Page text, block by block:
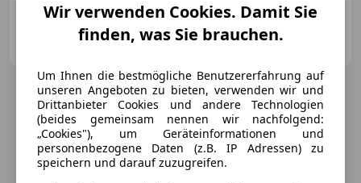
Autohaus Danninger GmbH
AT-4060 Leonding
Wir verwenden Cookies. Damit Sie
finden, was Sie brauchen.
Um Ihnen die bestmögliche Benutzererfahrung auf
unseren Angeboten zu bieten, verwenden wir und
Drittanbieter Cookies und andere Technologien
(beides gemeinsam nennen wir nachfolgend:
„Cookies"), um Geräteinformationen und
personenbezogene Daten (z.B. IP Adressen) zu
speichern und darauf zuzugreifen.